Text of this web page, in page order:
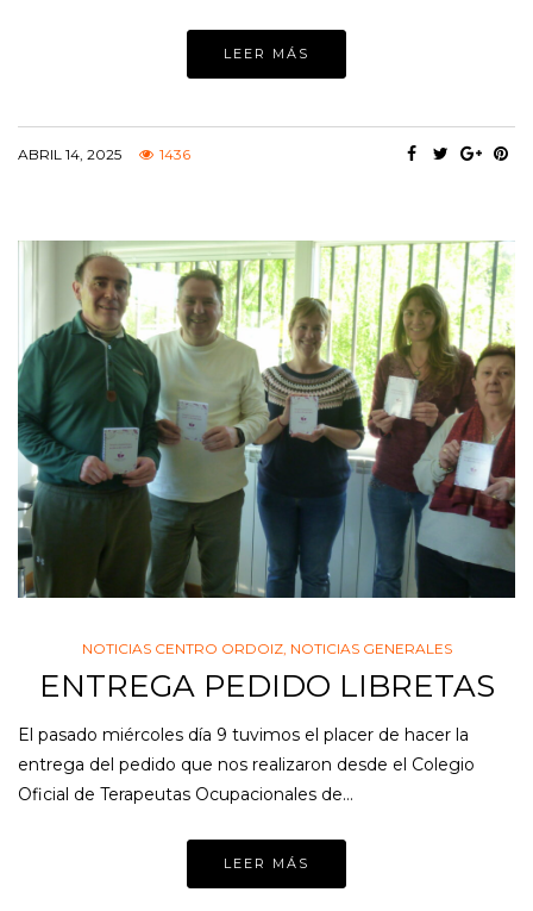
LEER MÁS
ABRIL 14, 2025 1436
NOTICIAS CENTRO ORDOIZ, NOTICIAS GENERALES
ENTREGA PEDIDO LIBRETAS
El pasado miércoles día 9 tuvimos el placer de hacer la
entrega del pedido que nos realizaron desde el Colegio
Oficial de Terapeutas Ocupacionales de…
LEER MÁS